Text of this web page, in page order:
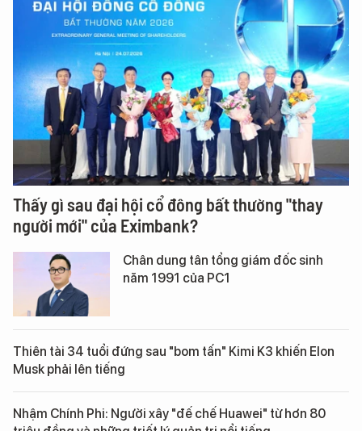
Thấy gì sau đại hội cổ đông bất thường "thay
người mới" của Eximbank?
Chân dung tân tổng giám đốc sinh
năm 1991 của PC1
Thiên tài 34 tuổi đứng sau "bom tấn" Kimi K3 khiến Elon
Musk phải lên tiếng
Nhậm Chính Phi: Người xây "đế chế Huawei" từ hơn 80